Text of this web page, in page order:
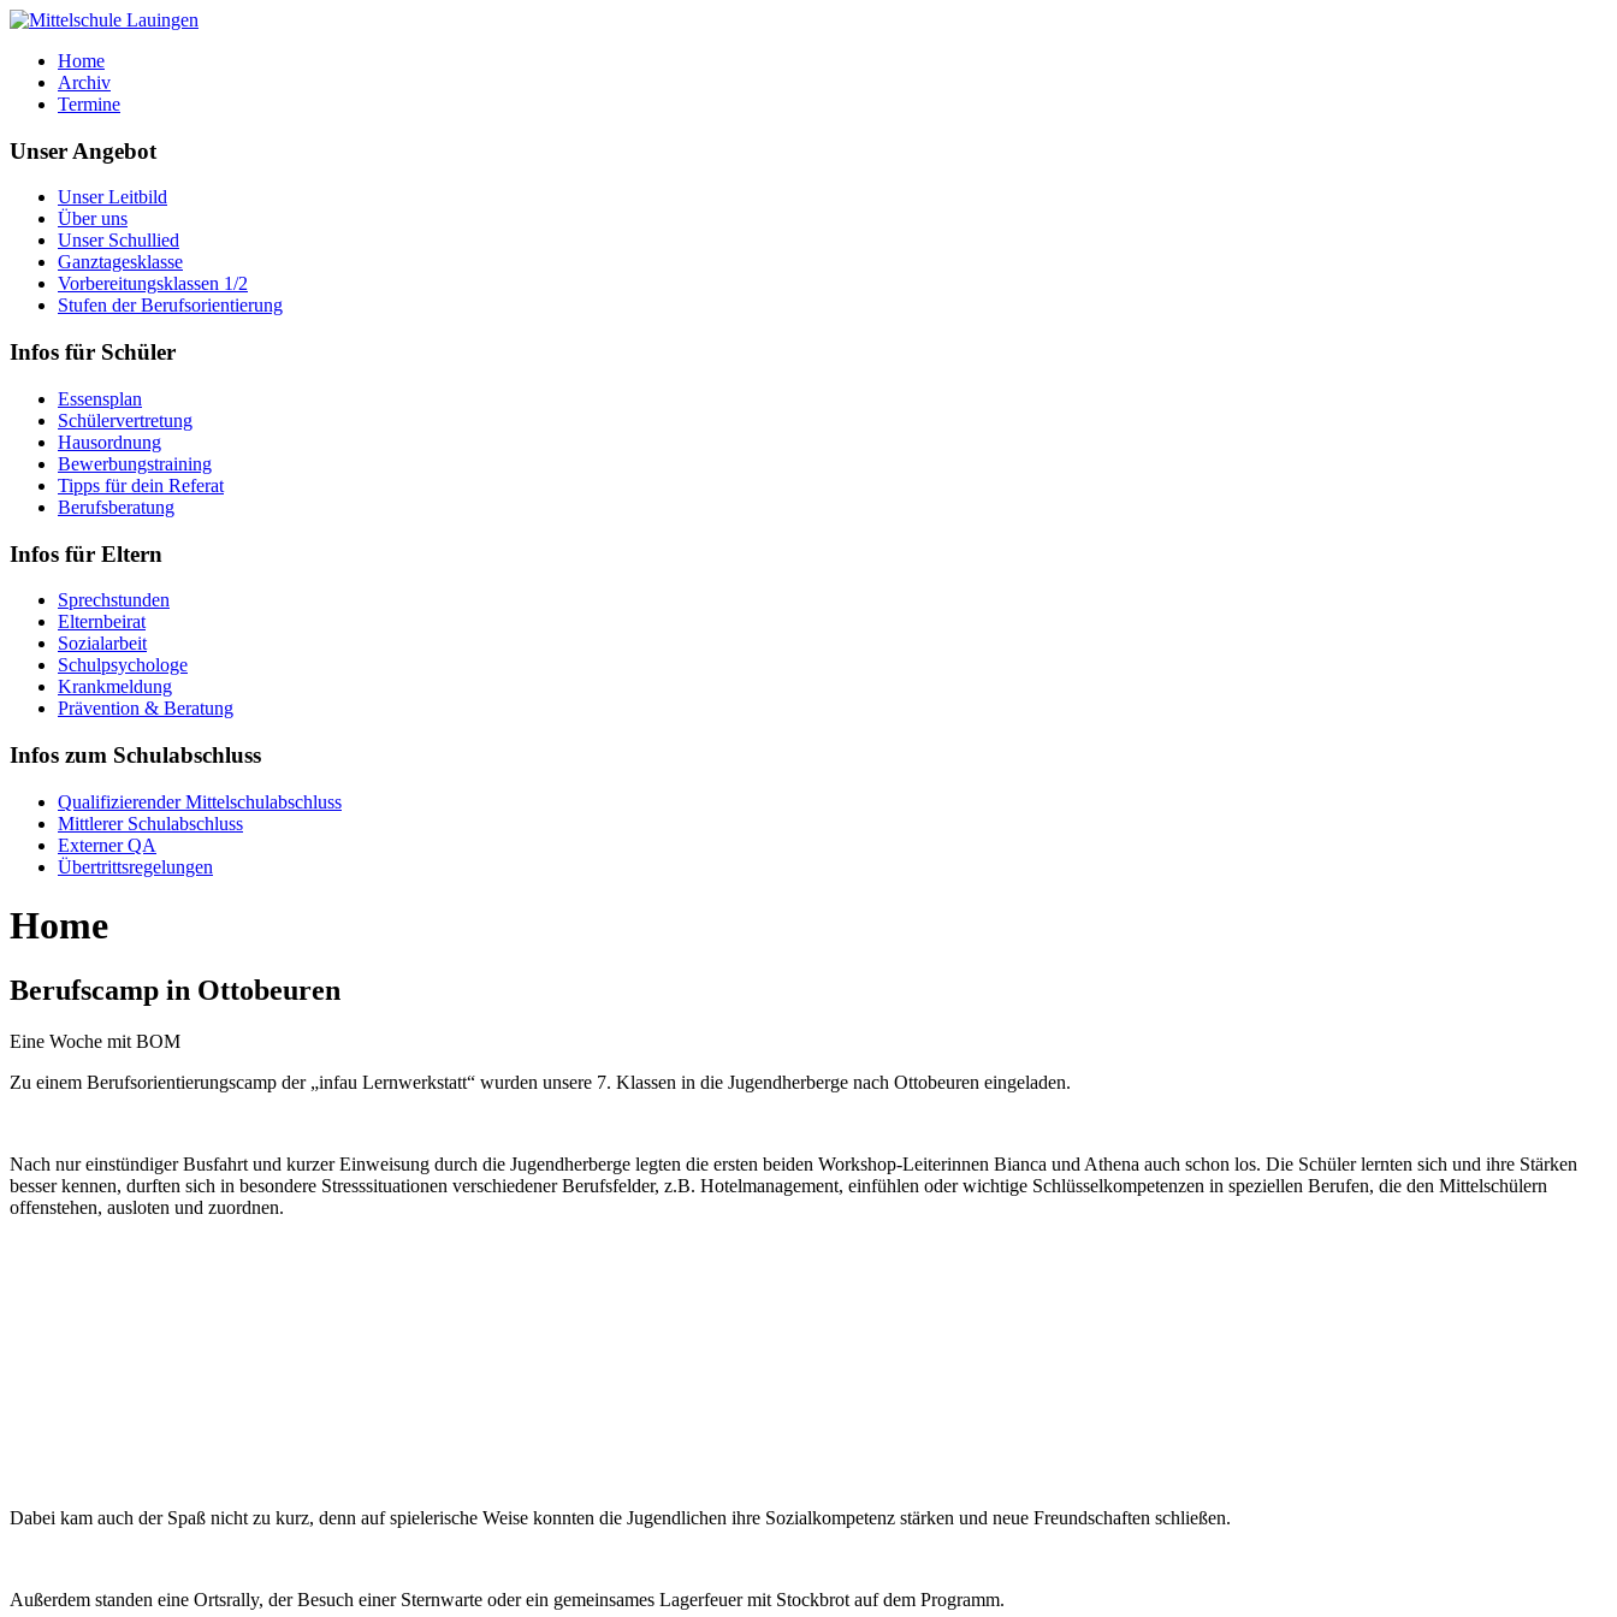
Home
Archiv
Termine
Unser Angebot
Unser Leitbild
Über uns
Unser Schullied
Ganztagesklasse
Vorbereitungsklassen 1/2
Stufen der Berufsorientierung
Infos für Schüler
Essensplan
Schülervertretung
Hausordnung
Bewerbungstraining
Tipps für dein Referat
Berufsberatung
Infos für Eltern
Sprechstunden
Elternbeirat
Sozialarbeit
Schulpsychologe
Krankmeldung
Prävention & Beratung
Infos zum Schulabschluss
Qualifizierender Mittelschulabschluss
Mittlerer Schulabschluss
Externer QA
Übertrittsregelungen
Home
Berufscamp in Ottobeuren
Eine Woche mit BOM
Zu einem Berufsorientierungscamp der „infau Lernwerkstatt“ wurden unsere 7. Klassen in die Jugendherberge nach Ottobeuren eingeladen.
Nach nur einstündiger Busfahrt und kurzer Einweisung durch die Jugendherberge legten die ersten beiden Workshop-Leiterinnen Bianca und Athena auch schon los. Die Schüler lernten sich und ihre Stärken
besser kennen, durften sich in besondere Stresssituationen verschiedener Berufsfelder, z.B. Hotelmanagement, einfühlen oder wichtige Schlüsselkompetenzen in speziellen Berufen, die den Mittelschülern
offenstehen, ausloten und zuordnen.
Dabei kam auch der Spaß nicht zu kurz, denn auf spielerische Weise konnten die Jugendlichen ihre Sozialkompetenz stärken und neue Freundschaften schließen.
Außerdem standen eine Ortsrally, der Besuch einer Sternwarte oder ein gemeinsames Lagerfeuer mit Stockbrot auf dem Programm.